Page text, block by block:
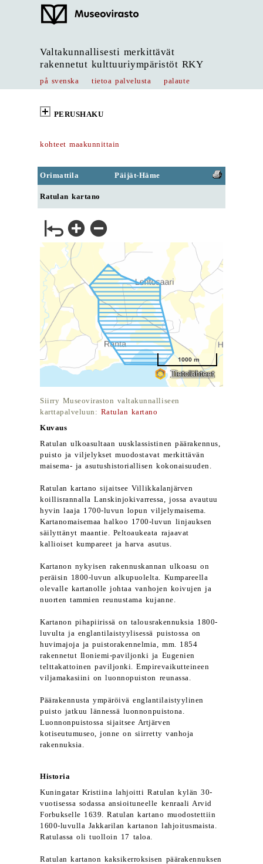
Valtakunnallisesti merkittävät
rakennetut kulttuuriympäristöt RKY
på svenska tietoa palvelusta palaute
PERUSHAKU
kohteet maakunnittain
Orimattila Päijät-Häme
Ratulan kartano
Siirry Museoviraston valtakunnalliseen
karttapalveluun: Ratulan kartano
Kuvaus
Ratulan ulkoasultaan uusklassistinen päärakennus,
puisto ja viljelykset muodostavat merkittävän
maisema- ja asutushistoriallisen kokonaisuuden.
Ratulan kartano sijaitsee Villikkalanjärven
koillisrannalla Lanskinjokivarressa, jossa avautuu
hyvin laaja 1700-luvun lopun viljelymaisema.
Kartanomaisemaa halkoo 1700-luvun linjauksen
säilyttänyt maantie. Peltoaukeata rajaavat
kallioiset kumpareet ja harva asutus.
Kartanon nykyisen rakennuskannan ulkoasu on
peräisin 1800-luvun alkupuolelta. Kumpareella
olevalle kartanolle johtaa vanhojen koivujen ja
nuorten tammien reunustama kujanne.
Kartanon pihapiirissä on talousrakennuksia 1800-
luvulta ja englantilaistyylisessä puistossa on
huvimajoja ja puistorakennelmia, mm. 1854
rakennetut Iloniemi-paviljonki ja Eugenien
telttakattoinen paviljonki. Empirevaikutteineen
viljamakasiini on luonnopuiston reunassa.
Päärakennusta ympäröivä englantilaistyylinen
puisto jatkuu lännessä luonnonpuistona.
Luonnonpuistossa sijaitsee Artjärven
kotiseutumuseo, jonne on siirretty vanhoja
rakennuksia.
Historia
Kuningatar Kristiina lahjoitti Ratulan kylän 30-
vuotisessa sodassa ansioituneelle kenraali Arvid
Forbukselle 1639. Ratulan kartano muodostettiin
1600-luvulla Jakkarilan kartanon lahjoitusmaista.
Ratulassa oli tuolloin 17 taloa.
Ratulan kartanon kaksikerroksisen päärakennuksen